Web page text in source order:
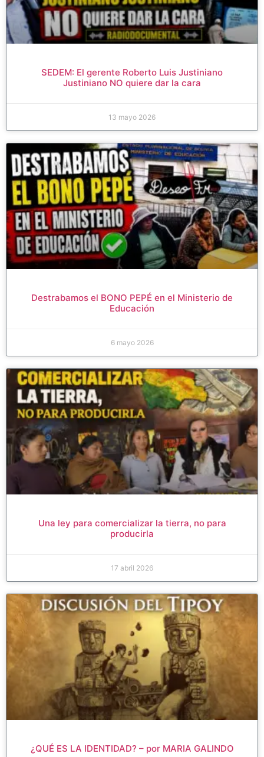
SEDEM: El gerente Roberto Luis Justiniano
Justiniano NO quiere dar la cara
13 mayo 2026
Destrabamos el BONO PEPÉ en el Ministerio de
Educación
6 mayo 2026
Una ley para comercializar la tierra, no para
producirla
17 abril 2026
¿QUÉ ES LA IDENTIDAD? – por MARIA GALINDO